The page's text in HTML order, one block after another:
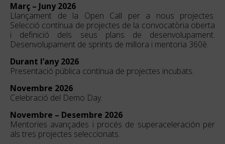
Març – Juny 2026
Llançament de la Open Call per a nous projectes.
Selecció contínua de projectes de la convocatòria oberta
i definició dels seus plans de desenvolupament.
Desenvolupament de sprints de millora i mentoria 360è.
Durant l’any 2026
Presentació pública contínua de projectes incubats.
Novembre 2026
Celebració del Demo Day.
Novembre – Desembre 2026
Mentories avançades i procés de superaceleración per
als tres projectes seleccionats.